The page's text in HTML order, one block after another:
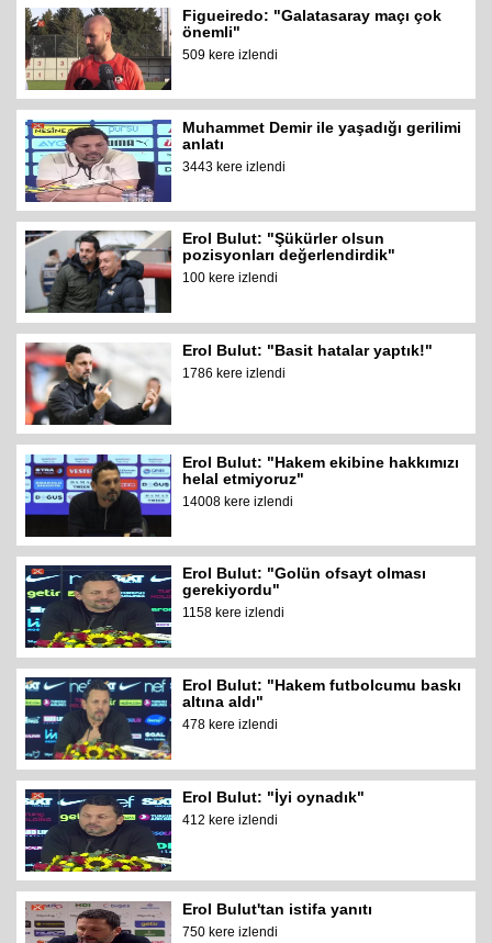
Figueiredo: "Galatasaray maçı çok
önemli"
509 kere izlendi
Muhammet Demir ile yaşadığı gerilimi
anlatı
3443 kere izlendi
Erol Bulut: "Şükürler olsun
pozisyonları değerlendirdik"
100 kere izlendi
Erol Bulut: "Basit hatalar yaptık!"
1786 kere izlendi
Erol Bulut: "Hakem ekibine hakkımızı
helal etmiyoruz"
14008 kere izlendi
Erol Bulut: "Golün ofsayt olması
gerekiyordu"
1158 kere izlendi
Erol Bulut: "Hakem futbolcumu baskı
altına aldı"
478 kere izlendi
Erol Bulut: "İyi oynadık"
412 kere izlendi
Erol Bulut'tan istifa yanıtı
750 kere izlendi